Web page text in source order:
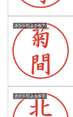
きから始まる名字
きから始まる名字